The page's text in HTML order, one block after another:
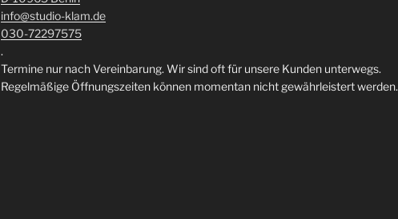
info@studio-klam.de
030-72297575
.
Termine nur nach Vereinbarung. Wir sind oft für unsere Kunden unterwegs.
Regelmäßige Öffnungszeiten können momentan nicht gewährleistert werden.